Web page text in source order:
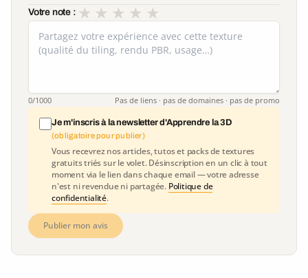
Votre note : ★
★
★
★
★
0/1000 Pas de liens · pas de domaines · pas de promo
Je m'inscris à la newsletter d'Apprendre la 3D
(obligatoire pour publier)
Vous recevrez nos articles, tutos et packs de textures
gratuits triés sur le volet. Désinscription en un clic à tout
moment via le lien dans chaque email — votre adresse
n'est ni revendue ni partagée. Politique de
confidentialité.
Publier mon avis